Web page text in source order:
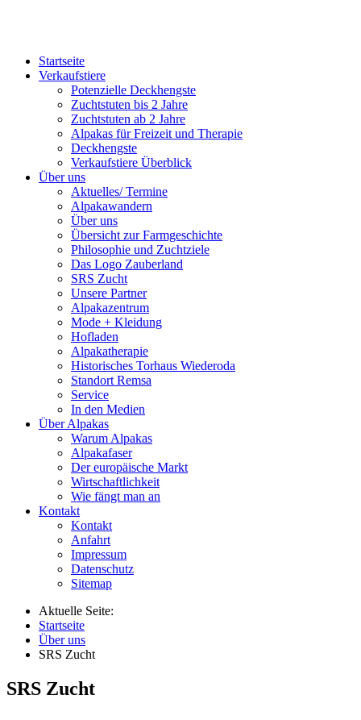
Startseite
Verkaufstiere
Po­ten­zi­elle Deckhengste
Zuchtstuten bis 2 Jahre
Zuchtstuten ab 2 Jahre
Alpakas für Freizeit und Therapie
Deckhengste
Verkaufstiere Überblick
Über uns
Aktuelles/ Termine
Alpakawandern
Über uns
Übersicht zur Farmgeschichte
Philosophie und Zuchtziele
Das Logo Zauberland
SRS Zucht
Unsere Partner
Alpakazentrum
Mode + Kleidung
Hofladen
Alpakatherapie
Historisches Torhaus Wiederoda
Standort Remsa
Service
In den Medien
Über Alpakas
Warum Alpakas
Alpakafaser
Der europäische Markt
Wirtschaftlichkeit
Wie fängt man an
Kontakt
Kontakt
Anfahrt
Impressum
Datenschutz
Sitemap
Aktuelle Seite:
Startseite
Über uns
SRS Zucht
SRS Zucht